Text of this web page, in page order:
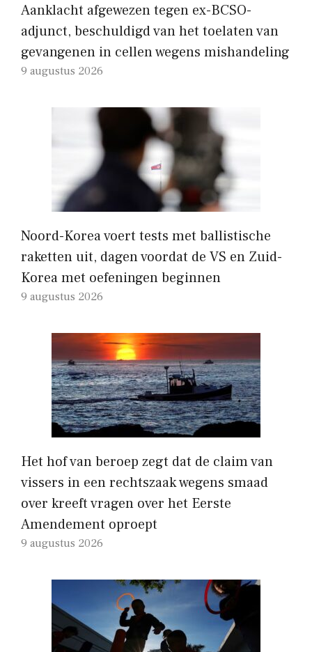
Aanklacht afgewezen tegen ex-BCSO-
adjunct, beschuldigd van het toelaten van
gevangenen in cellen wegens mishandeling
9 augustus 2026
Noord-Korea voert tests met ballistische
raketten uit, dagen voordat de VS en Zuid-
Korea met oefeningen beginnen
9 augustus 2026
Het hof van beroep zegt dat de claim van
vissers in een rechtszaak wegens smaad
over kreeft vragen over het Eerste
Amendement oproept
9 augustus 2026